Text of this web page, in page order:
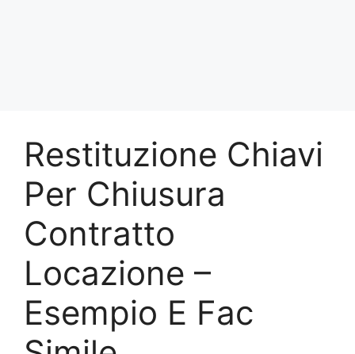
Restituzione Chiavi
Per Chiusura
Contratto
Locazione​ –
Esempio E Fac